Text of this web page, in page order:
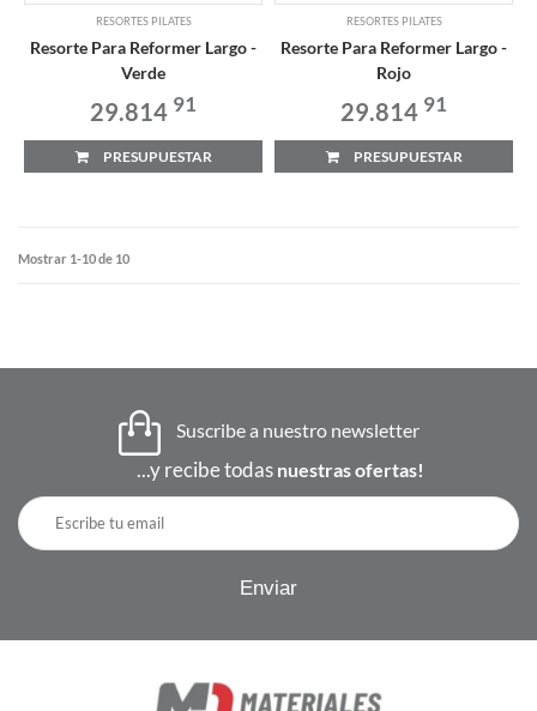
RESORTES PILATES
Resorte Para Reformer Largo -
Verde
29.814 91
PRESUPUESTAR
RESORTES PILATES
Resorte Para Reformer Largo -
Rojo
29.814 91
PRESUPUESTAR
Mostrar 1-10 de 10
Suscribe a nuestro newsletter
...y recibe todas nuestras ofertas!